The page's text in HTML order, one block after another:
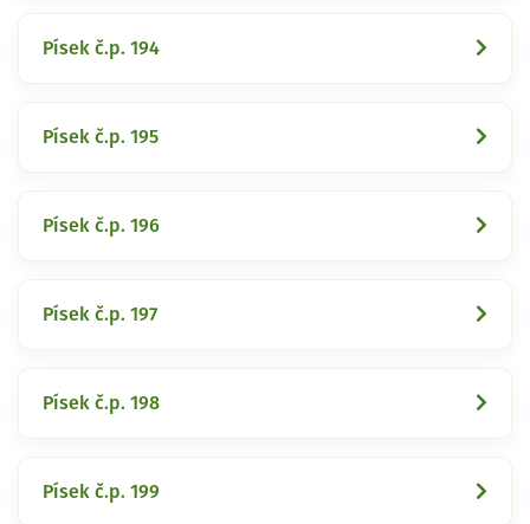
Písek č.p. 194
Písek č.p. 195
Písek č.p. 196
Písek č.p. 197
Písek č.p. 198
Písek č.p. 199